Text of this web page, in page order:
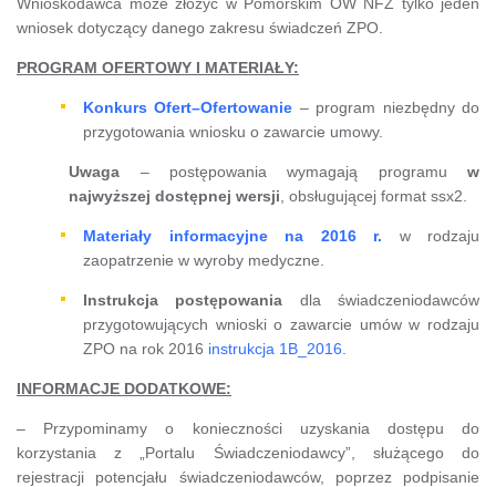
wniosek dotyczący danego zakresu świadczeń ZPO.
PROGRAM OFERTOWY I MATERIAŁY:
Konkurs Ofert–Ofertowanie – program niezbędny do
przygotowania wniosku o zawarcie umowy.
Uwaga – postępowania wymagają programu w
najwyższej dostępnej wersji , obsługującej format ssx2.
Materiały informacyjne na 2016 r. w rodzaju
zaopatrzenie w wyroby medyczne.
Instrukcja postępowania dla świadczeniodawców
przygotowujących wnioski o zawarcie umów w rodzaju
ZPO na rok 2016 instrukcja 1B_2016.
INFORMACJE DODATKOWE:
– Przypominamy o konieczności uzyskania dostępu do
korzystania z „Portalu Świadczeniodawcy”, służącego do
rejestracji potencjału świadczeniodawców, poprzez podpisanie